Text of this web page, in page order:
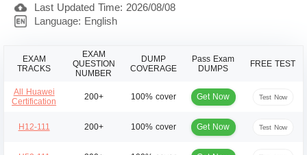
Last Updated Time: 2026/08/08
Language: English
EXAM
TRACKS
EXAM
QUESTION
NUMBER
DUMP
COVERAGE
Pass Exam
DUMPS
FREE TEST
All Huawei
Certification
200+ 100% cover Get Now Test Now
H12-111 200+ 100% cover Get Now Test Now